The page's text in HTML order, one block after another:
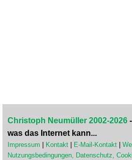
Christoph Neumüller 2002-2026
was das Internet kann...
Impressum Kontakt E-Mail-Kontakt
Nutzungsbedingungen, Datenschutz,